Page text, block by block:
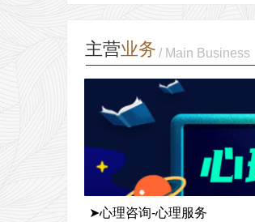
主营业务 / Main Business
➤心理咨询-心理服务